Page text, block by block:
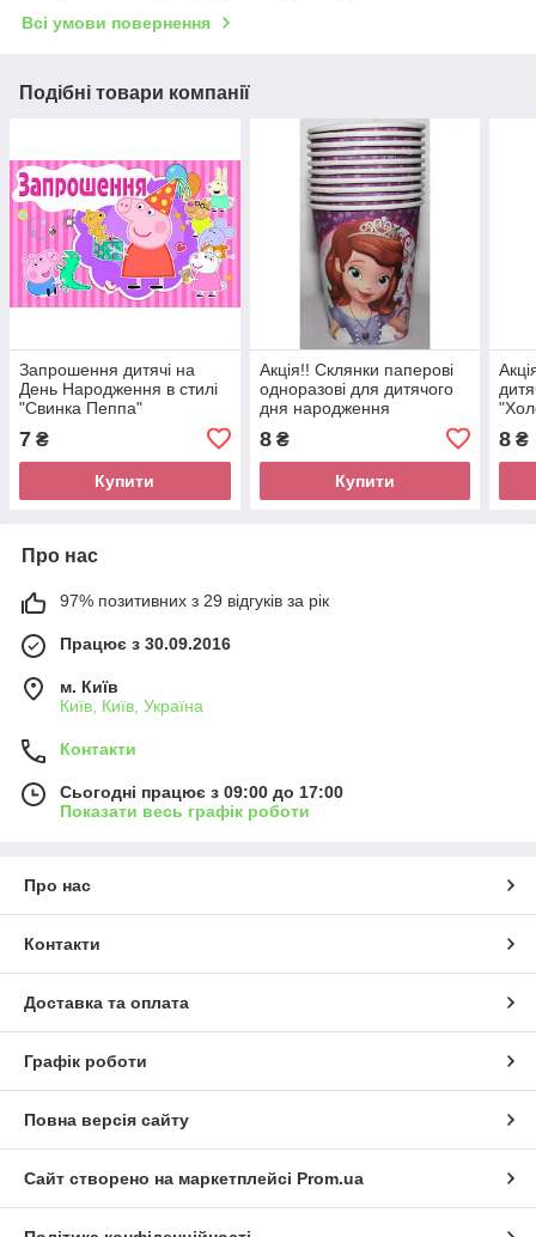
Всі умови повернення
Подібні товари компанії
Запрошення дитячі на
День Народження в стилі
"Свинка Пеппа"
7 ₴
Купити
Акція!! Склянки паперові
одноразові для дитячого
дня народження
8₴
Купити
8 ₴
Про нас
97% позитивних з 29 відгуків за рік
Працює з 30.09.2016
м. Київ
Київ, Київ, Україна
Контакти
Сьогодні працює з 09:00 до 17:00
Показати весь графік роботи
Про нас
Контакти
Доставка та оплата
Графік роботи
Повна версія сайту
Сайт створено на маркетплейсі Prom.ua